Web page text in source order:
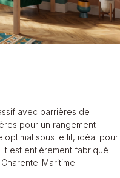
avec barrières de
pour un rangement
optimal sous le lit, idéal pour
est entièrement fabriqué
Maritime.